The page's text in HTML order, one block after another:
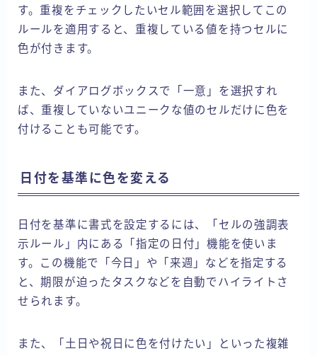
す。重複をチェックしたいセル範囲を選択してこの
ルールを適用すると、重複している値を持つセルに
色が付きます。
また、ダイアログボックスで「一意」を選択すれ
ば、重複していないユニークな値のセルだけに色を
付けることも可能です。
日付を基準に色を変える
日付を基準に書式を設定するには、「セルの強調表
示ルール」内にある「指定の日付」機能を使いま
す。この機能で「今日」や「来週」などを指定する
と、期限が迫ったタスクなどを自動でハイライトさ
せられます。
また、「土日や祝日に色を付けたい」といった複雑